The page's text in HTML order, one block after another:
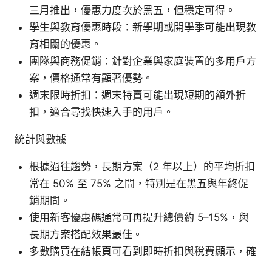
三月推出，優惠力度次於黑五，但穩定可得。
學生與教育優惠時段：新學期或開學季可能出現教
育相關的優惠。
團隊與商務促銷：針對企業與家庭裝置的多用戶方
案，價格通常有顯著優勢。
週末限時折扣：週末特賣可能出現短期的額外折
扣，適合尋找快速入手的用戶。
統計與數據
根據過往趨勢，長期方案（2 年以上）的平均折扣
常在 50% 至 75% 之間，特別是在黑五與年終促
銷期間。
使用新客優惠碼通常可再提升總價約 5–15%，與
長期方案搭配效果最佳。
多數購買在結帳頁可看到即時折扣與稅費顯示，確